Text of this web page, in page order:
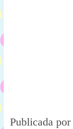
Publicada por